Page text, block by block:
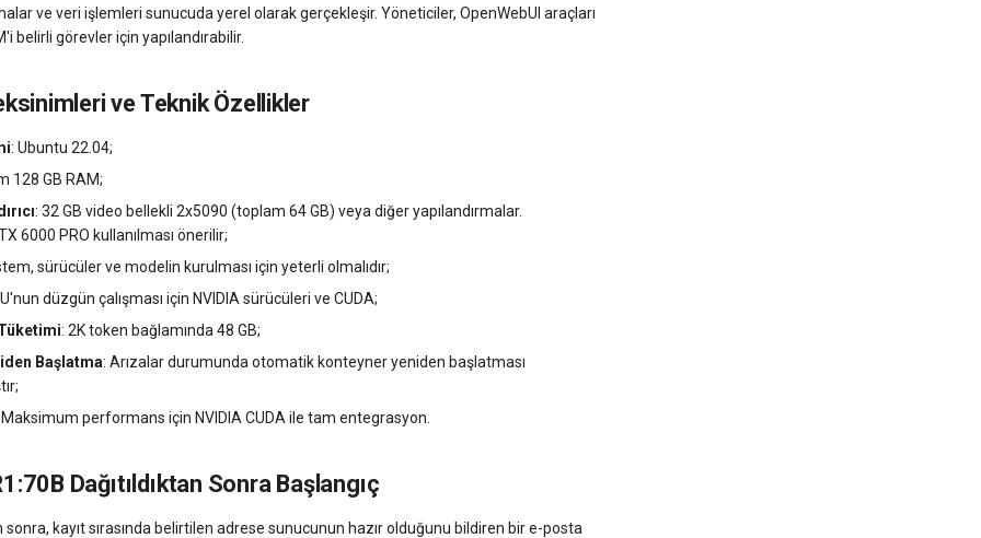
ve veri işlemleri sunucuda yerel olarak gerçekleşir. Yöneticiler, OpenWebUI araçları
belirli görevler için yapılandırabilir.
ve Teknik Özellikler
: Ubuntu 22.04;
128 GB RAM;
: 32 GB video bellekli 2x5090 (toplam 64 GB) veya diğer yapılandırmalar.
6000 PRO kullanılması önerilir;
sürücüler ve modelin kurulması için yeterli olmalıdır;
düzgün çalışması için NVIDIA sürücüleri ve CUDA;
: 2K token bağlamında 48 GB;
Başlatma: Arızalar durumunda otomatik konteyner yeniden başlatması
Maksimum performans için NVIDIA CUDA ile tam entegrasyon.
Dağıtıldıktan Sonra Başlangıç
sonra, kayıt sırasında belirtilen adrese sunucunun hazır olduğunu bildiren bir e-posta